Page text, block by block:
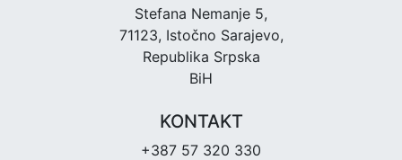
Stefana Nemanje 5,
71123, Istočno Sarajevo,
Republika Srpska
BiH
KONTAKT
+387 57 320 330